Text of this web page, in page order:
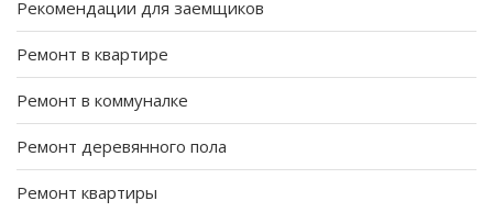
Рекомендации для заемщиков
Ремонт в квартире
Ремонт в коммуналке
Ремонт деревянного пола
Ремонт квартиры